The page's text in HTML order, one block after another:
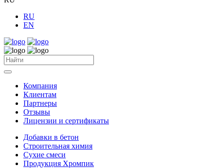
RU
EN
Компания
Клиентам
Партнеры
Отзывы
Лицензии и сертификаты
Добавки в бетон
Строительная химия
Сухие смеси
Продукция Хромпик